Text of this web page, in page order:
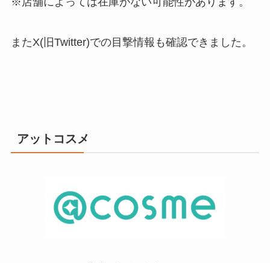
またX(旧Twitter)での目撃情報も確認できました。
アットコスメ